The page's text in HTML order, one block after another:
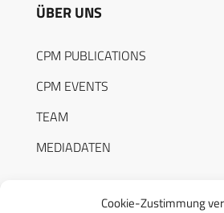
Cookie-Zustimmung
ÜBER UNS
CPM PUBLICATIONS
CPM EVENTS
TEAM
MEDIADATEN